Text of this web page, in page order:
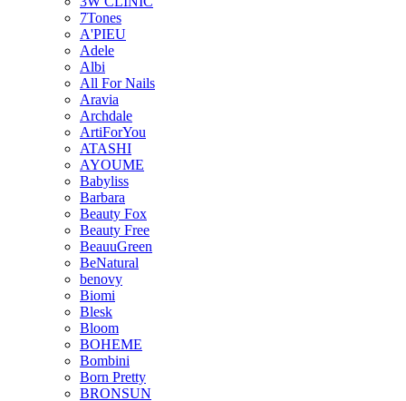
7Tones
A'PIEU
Adele
Albi
All For Nails
Aravia
Archdale
ArtiForYou
ATASHI
AYOUME
Babyliss
Barbara
Beauty Fox
Beauty Free
BeauuGreen
BeNatural
benovy
Biomi
Blesk
Bloom
BOHEME
Bombini
Born Pretty
BRONSUN